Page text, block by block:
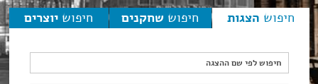
חיפוש הצגות חיפוש שחקנים חיפוש יוצרים
חיפוש לפי שם ההצגה